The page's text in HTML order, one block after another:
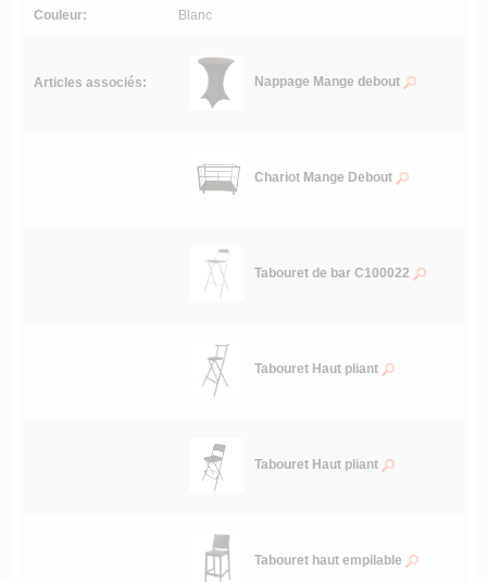
Couleur: Blanc
Articles associés: Nappage Mange debout
Chariot Mange Debout
Tabouret de bar C100022
Tabouret Haut pliant
Tabouret Haut pliant
Tabouret haut empilable